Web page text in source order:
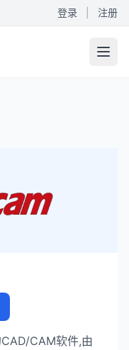
登录 注册
CAM软件,由